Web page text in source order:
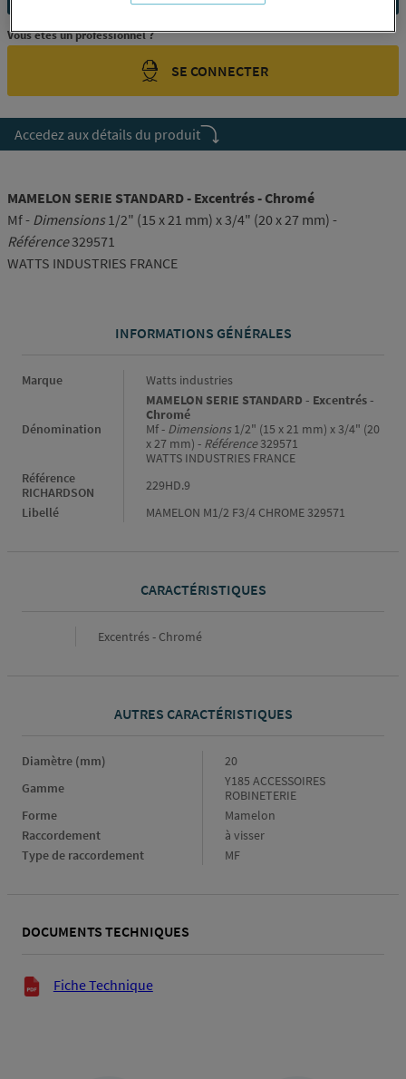
Vous êtes un professionnel ?
SE CONNECTER
Accedez aux détails du produit
MAMELON SERIE STANDARD - Excentrés - Chromé
Mf - Dimensions 1/2" (15 x 21 mm) x 3/4" (20 x 27 mm) -
Référence329571
WATTS INDUSTRIES FRANCE
INFORMATIONS GÉNÉRALES
Informations générales
Marque Watts industries
Dénomination
MAMELON SERIE STANDARD - Excentrés -
Chromé
Mf - Dimensions1/2" (15 x 21 mm) x 3/4" (20
x 27 mm) - Référence329571
WATTS INDUSTRIES FRANCE
Référence
RICHARDSON
229HD.9
Libellé
MAMELON M1/2 F3/4 CHROME 329571
CARACTÉRISTIQUES
CaractéristiquesExcentrés - Chromé
AUTRES CARACTÉRISTIQUES
Diamètre (mm)
Diamètre
(mm)
20
Gamme
Gamme
Y185 ACCESSOIRES
ROBINETERIE
Forme
Forme
Mamelon
Raccordement
Raccordement
à visser
Type de raccordement
Type
MF
DOCUMENTS TECHNIQUES
Documents techniques
Fiche Technique